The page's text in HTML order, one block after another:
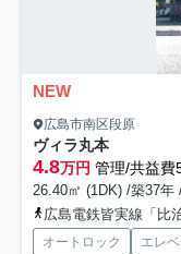
NEW
広島市南区段原
ヴィラ丸本
4.8万円 管理/共益費
26.40㎡ (1DK) /築37年
広島電鉄皆実線「比
オートロック エレ